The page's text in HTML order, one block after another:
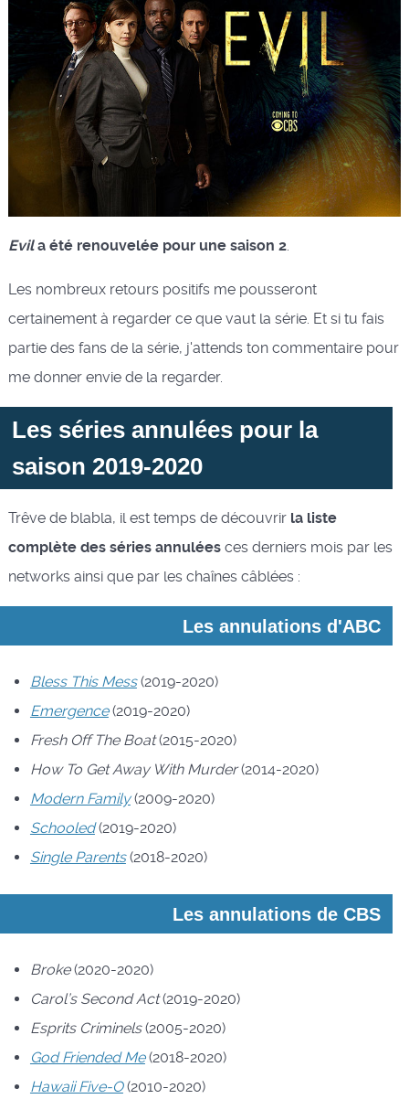
Evila été renouvelée pour une saison 2.
Les nombreux retours positifs me pousseront
certainement à regarder ce que vaut la série. Et si tu fais
partie des fans de la série, j'attends ton commentaire pour
me donner envie de la regarder.
Les séries annulées pour la
saison 2019-2020
Trêve de blabla, il est temps de découvrir la liste
complète des séries annuléesces derniers mois par les
networks ainsi que par les chaînes câblées :
Les annulations d'ABC
Bless This Mess (2019-2020)
Emergence (2019-2020)
Fresh Off The Boat(2015-2020)
How To Get Away With Murder(2014-2020)
Modern Family (2009-2020)
Schooled (2019-2020)
Single Parents (2018-2020)
Les annulations de CBS
Broke(2020-2020)
Carol’s Second Act(2019-2020)
Esprits Criminels(2005-2020)
God Friended Me (2018-2020)
Hawaii Five-O (2010-2020)